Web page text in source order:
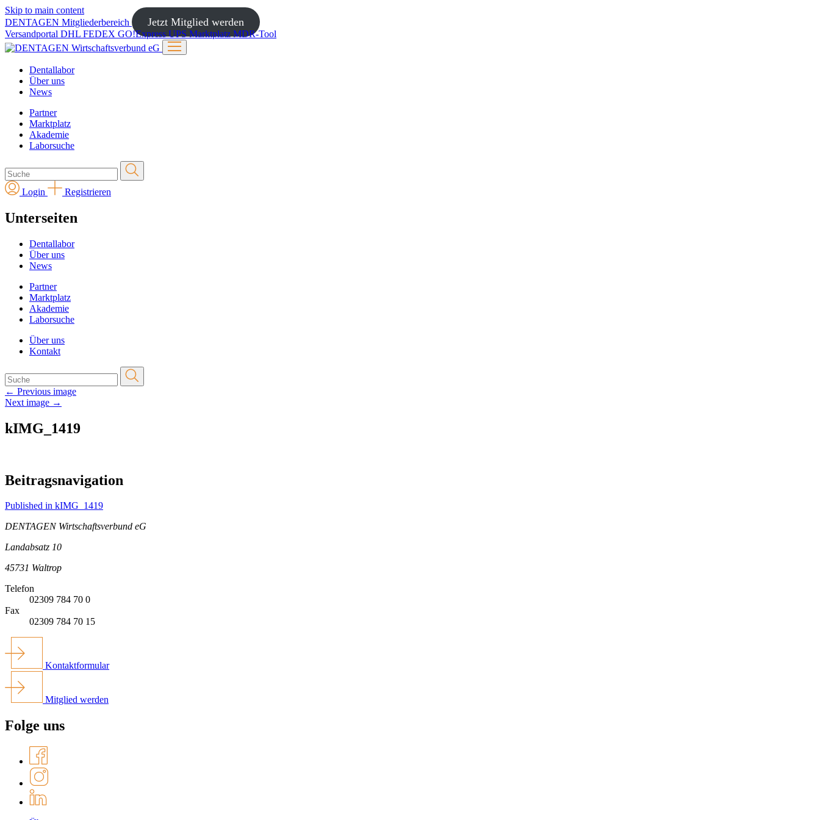
Skip to main content
DENTAGEN Mitgliederbereich Jetzt Mitglied werden
Versandportal DHL FEDEX GO!Express UPS Marktplatz MDR-Tool
Dentallabor
Über uns
News
Partner
Marktplatz
Akademie
Laborsuche
Login Registrieren
Unterseiten
Dentallabor
Über uns
News
Partner
Marktplatz
Akademie
Laborsuche
Über uns
Kontakt
← Previous image
Next image →
kIMG_1419
Beitragsnavigation
Published in kIMG_1419
DENTAGEN Wirtschaftsverbund eG
Landabsatz 10
45731 Waltrop
Telefon
02309 784 70 0
Fax
02309 784 70 15
Kontaktformular
Mitglied werden
Folge uns